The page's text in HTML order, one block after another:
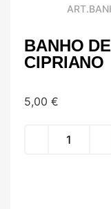
BANHO
CIPRIANO
5,00 €